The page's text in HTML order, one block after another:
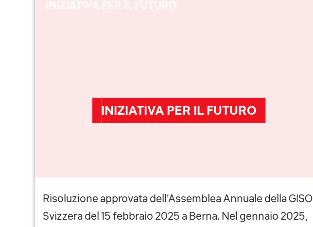
INIZIATIVA PER IL FUTURO
Risoluzione approvata dell'Assemblea Annuale della GISO
Svizzera del 15 febbraio 2025 a Berna. Nel gennaio 2025,